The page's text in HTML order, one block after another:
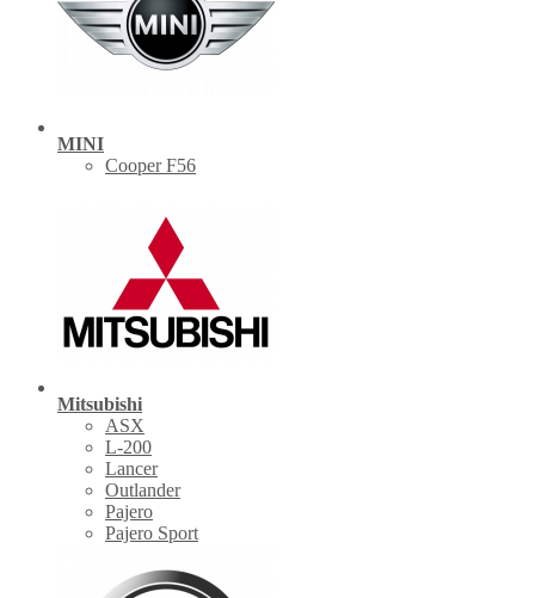
MINI
Cooper F56
Mitsubishi
ASX
L-200
Lancer
Outlander
Pajero
Pajero Sport